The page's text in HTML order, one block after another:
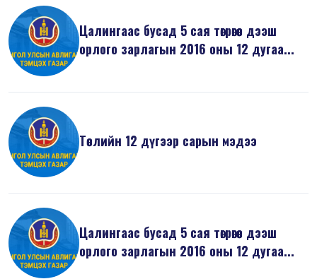
Цалингаас бусад 5 сая төгрөгөөс дээш
орлого зарлагын 2016 оны 12 дугаа...
Төслийн 12 дүгээр сарын мэдээ
Цалингаас бусад 5 сая төгрөгөөс дээш
орлого зарлагын 2016 оны 12 дугаа...